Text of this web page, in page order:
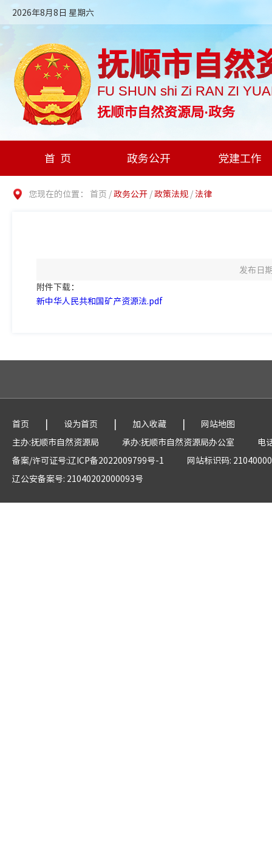
2026年8月8日 星期六
抚顺市自然
FU SHUN shi Zi RAN ZI
抚顺市自然资源局·政务
首页 政务公开 党建工作
您现在的位置： 首页 /政务公开 /政策法规 / 法律
发布日
附件下载：
新中华人民共和国矿产资源法.pdf
首页 | 设为首页 | 加入收藏 |
网站地图
主办:抚顺市自然资源局
承办:抚顺市自然资源局办公室
电
备案/许可证号:辽ICP备2022009799号-1
网站标识码:
辽公安备案号: 21040202000093号